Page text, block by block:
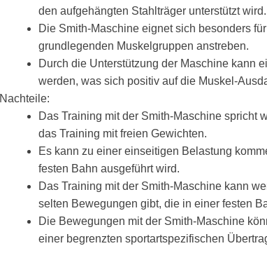
den aufgehängten Stahlträger unterstützt wird.
Die Smith-Maschine eignet sich besonders
grundlegenden Muskelgruppen anstreben.
Durch die Unterstützung der Maschine kann
werden, was sich positiv auf die Muskel-
Nachteile:
Das Training mit der Smith-Maschine spricht
das Training mit freien Gewichten.
Es kann zu einer einseitigen Belastung
festen Bahn ausgeführt wird.
Das Training mit der Smith-Maschine kann
selten Bewegungen gibt, die in einer festen
Die Bewegungen mit der Smith-Maschine
einer begrenzten sportartspezifischen